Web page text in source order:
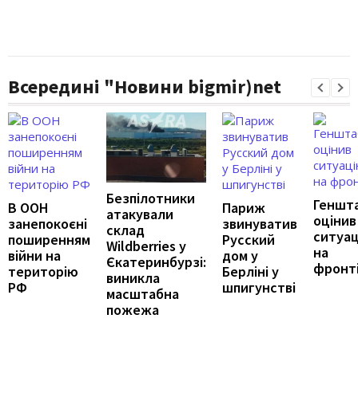
Всередині "Новини bigmir)net
В ООН
занепокоєні
поширенням
війни на
територію
РФ
Безпілотники
атакували
склад
Wildberries у
Єкатеринбурзі:
виникла
масштабна
пожежа
Париж
звинуватив
Русский
дом у
Берліні у
шпигунстві
оцінив
на